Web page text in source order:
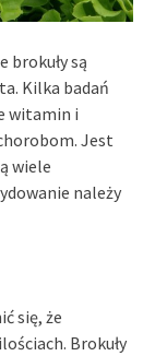
brokuły są
Kilka badań
witamin i
Jest
wiele
należy
się, że
Brokuły